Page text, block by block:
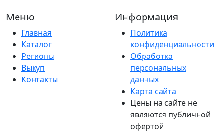
Меню
Главная
Каталог
Регионы
Выкуп
Контакты
Информация
Политика
конфиденциальности
Обработка
персональных
данных
Карта сайта
Цены на сайте не
являются публичной
офертой